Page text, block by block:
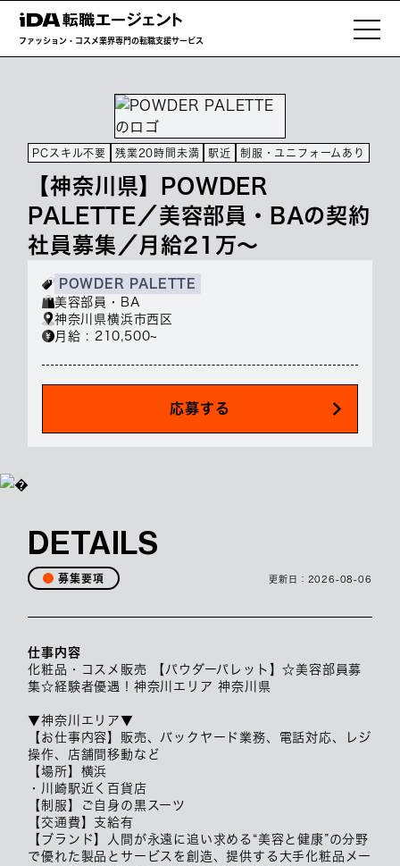
ファッション・コスメ業界専門の転職支援サービス
PCスキル不要 残業20時間未満 駅近 制服・ユニフォームあり
【神奈川県】POWDER
PALETTE／美容部員・BAの契約
社員募集／月給21万～
POWDER PALETTE
美容部員・BA
神奈川県横浜市西区
月給 : 210,500~
応募する
DETAILS
募集要項 更新日： 2026-08-06
仕事内容
化粧品・コスメ販売 【パウダーパレット】☆美容部員募
集☆経験者優遇！神奈川エリア 神奈川県
▼神奈川エリア▼
【お仕事内容】販売、バックヤード業務、電話対応、レジ
操作、店舗間移動など
【場所】横浜
・川崎駅近く百貨店
【制服】ご自身の黒スーツ
【交通費】支給有
【ブランド】人間が永遠に追い求める“美容と健康”の分野
で優れた製品とサービスを創造、提供する大手化粧品メー